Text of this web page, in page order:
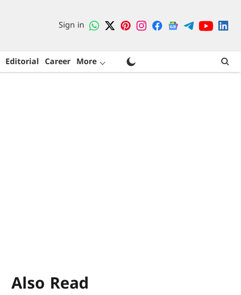
Sign in
Editorial Career More
Also Read